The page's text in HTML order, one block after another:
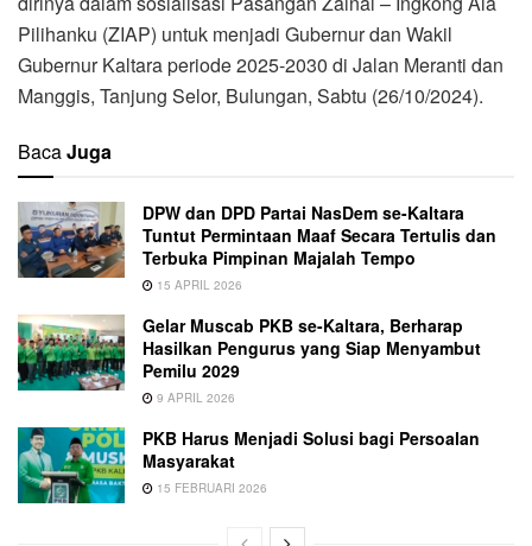
Pilihanku (ZIAP) untuk menjadi Gubernur dan Wakil
Gubernur Kaltara periode 2025-2030 di Jalan Meranti dan
Manggis, Tanjung Selor, Bulungan, Sabtu (26/10/2024).
BacaJuga
DPW dan DPD Partai NasDem se-Kaltara
Tuntut Permintaan Maaf Secara Tertulis dan
Terbuka Pimpinan Majalah Tempo
15 APRIL 2026
Gelar Muscab PKB se-Kaltara, Berharap
Hasilkan Pengurus yang Siap Menyambut
Pemilu 2029
9 APRIL 2026
PKB Harus Menjadi Solusi bagi Persoalan
Masyarakat
15 FEBRUARI 2026